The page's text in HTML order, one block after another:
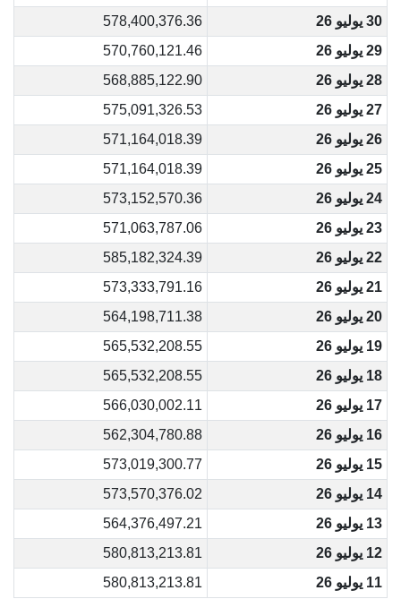
30 يوليو 26
578,400,376.36
29 يوليو 26
570,760,121.46
28 يوليو 26
568,885,122.90
27 يوليو 26
575,091,326.53
26 يوليو 26
571,164,018.39
25 يوليو 26
571,164,018.39
24 يوليو 26
573,152,570.36
23 يوليو 26
571,063,787.06
22 يوليو 26
585,182,324.39
21 يوليو 26
573,333,791.16
20 يوليو 26
564,198,711.38
19 يوليو 26
565,532,208.55
18 يوليو 26
565,532,208.55
17 يوليو 26
566,030,002.11
16 يوليو 26
562,304,780.88
15 يوليو 26
573,019,300.77
14 يوليو 26
573,570,376.02
13 يوليو 26
564,376,497.21
12 يوليو 26
580,813,213.81
11 يوليو 26
580,813,213.81